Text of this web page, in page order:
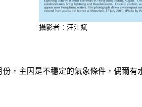
攝影者：汪江斌
，主因是不穩定的氣象條件，偶爾